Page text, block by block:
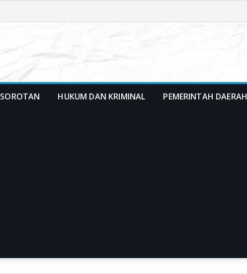
SOROTAN HUKUM DAN KRIMINAL PEMERINTAH DAERAH